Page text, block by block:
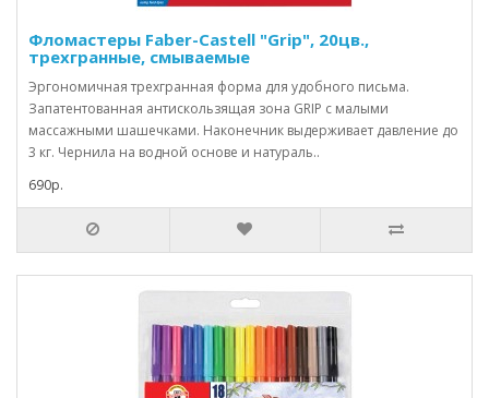
Фломастеры Faber-Castell "Grip", 20цв.,
трехгранные, смываемые
Эргономичная трехгранная форма для удобного письма.
Запатентованная антискользящая зона GRIP с малыми
массажными шашечками. Наконечник выдерживает давление до
3 кг. Чернила на водной основе и натураль..
690р.